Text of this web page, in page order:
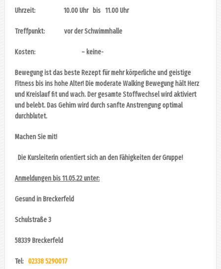
Uhrzeit: 10.00 Uhr bis 11.00 Uhr
Treffpunkt: vor der Schwimmhalle
Kosten: – keine-
Bewegung ist das beste Rezept für mehr körperliche und geistige
Fitness bis ins hohe Alter! Die moderate Walking Bewegung hält Herz
und Kreislauf fit und wach. Der gesamte Stoffwechsel wird aktiviert
und belebt. Das Gehirn wird durch sanfte Anstrengung optimal
durchblutet.
Machen Sie mit!
Die Kursleiterin orientiert sich an den Fähigkeiten der Gruppe!
Anmeldungen bis 11.05.22 unter:
Gesund in Breckerfeld
Schulstraße 3
58339 Breckerfeld
Tel: 02338 5290017